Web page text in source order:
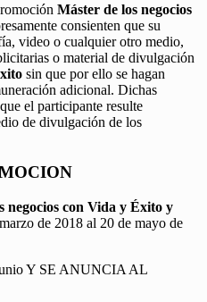
Máster de los negocios
consienten que su
video o cualquier otro medio,
o material de divulgación
sin que por ello se hagan
adicional. Dichas
el participante resulte
de divulgación de los
negocios con Vida y Éxito y
de 2018 al 20 de mayo de
Y SE ANUNCIA AL